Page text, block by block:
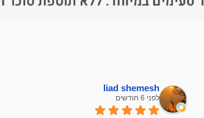
liad shemesh
לפני 6 חודשים